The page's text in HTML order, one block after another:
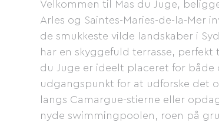
Velkommen til Mas du Juge,
Arles og Saintes-Maries-de-la-Mer
de smukkeste vilde landskaber i
har en skyggefuld terrasse,
du Juge er ideelt placeret for
udgangspunkt for at udforske det
langs Camargue-stierne eller
nyde swimmingpoolen, roen på